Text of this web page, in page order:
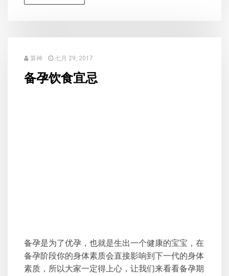
算神 七月 29, 2017
备孕饮食宜忌
备孕是为了优孕，也就是生出一个健康的宝宝，在
备孕阶段你的身体素质会直接影响到下一代的身体
素质，所以大家一定得上心，让我们来看看备孕期